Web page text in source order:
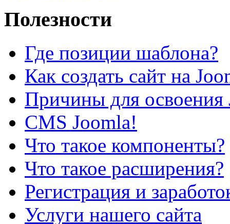
Полезности
Где позиции шаблона?
Как создать сайт на
Причины для освоения
CMS Joomla!
Что такое компоненты?
Что такое расширения?
Регистрация и
Услуги нашего сайта